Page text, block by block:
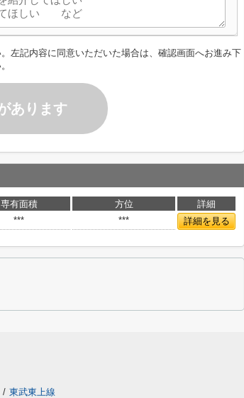
左記内容に同意いただいた場合は、確認画面へお進み下
あります
専有面積 方位
詳細
*** *** 詳細を見る
/ 東武東上線